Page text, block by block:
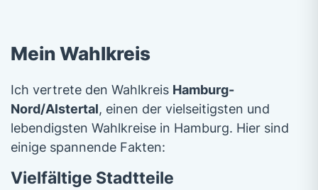
Mein Wahlkreis
Ich vertrete den Wahlkreis Hamburg-
Nord/Alstertal, einen der vielseitigsten und
lebendigsten Wahlkreise in Hamburg. Hier sind
einige spannende Fakten:
Vielfältige Stadtteile